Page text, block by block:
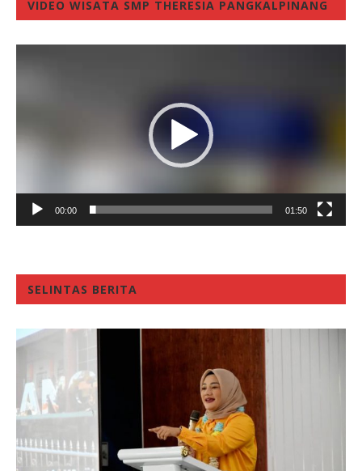
VIDEO WISATA SMP THERESIA PANGKALPINANG
00:00 01:50
SELINTAS BERITA